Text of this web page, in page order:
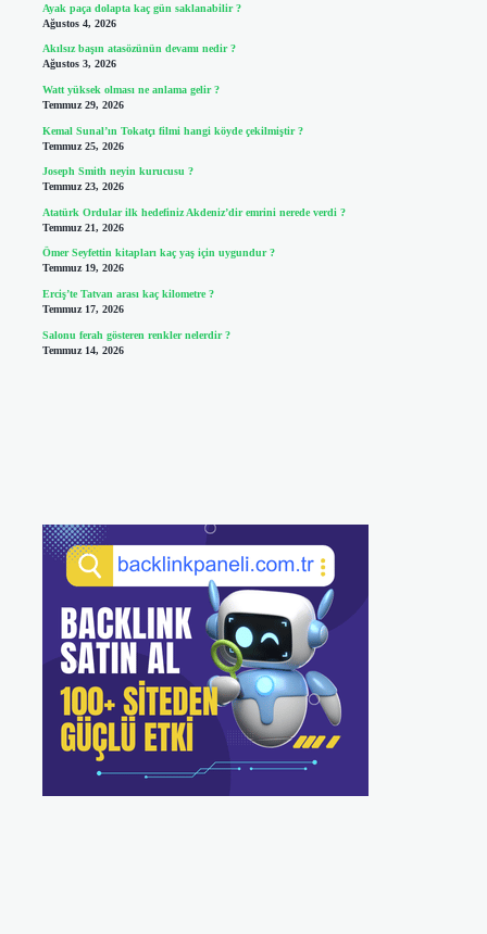
Ayak paça dolapta kaç gün saklanabilir ?
Ağustos 4, 2026
Akılsız başın atasözünün devamı nedir ?
Ağustos 3, 2026
Watt yüksek olması ne anlama gelir ?
Temmuz 29, 2026
Kemal Sunal’ın Tokatçı filmi hangi köyde çekilmiştir ?
Temmuz 25, 2026
Joseph Smith neyin kurucusu ?
Temmuz 23, 2026
Atatürk Ordular ilk hedefiniz Akdeniz’dir emrini nerede verdi ?
Temmuz 21, 2026
Ömer Seyfettin kitapları kaç yaş için uygundur ?
Temmuz 19, 2026
Erciş’te Tatvan arası kaç kilometre ?
Temmuz 17, 2026
Salonu ferah gösteren renkler nelerdir ?
Temmuz 14, 2026